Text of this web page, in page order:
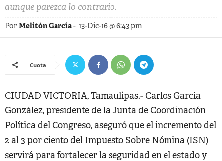
aunque parezca lo contrario.
PorMelitón García- 13-Dic-16 @ 6:43 pm
Cuota
CIUDAD VICTORIA, Tamaulipas.- Carlos García
González, presidente de la Junta de Coordinación
Política del Congreso, aseguró que el incremento del
2 al 3 por ciento del Impuesto Sobre Nómina (ISN)
servirá para fortalecer la seguridad en el estado y